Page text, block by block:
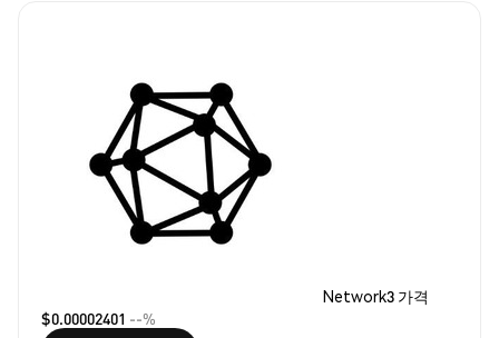
Network3 가격
$0.00002401 --%